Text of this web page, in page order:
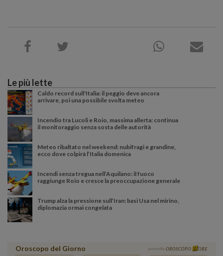
Le più lette
Caldo record sull'Italia: il peggio deve ancora
arrivare, poi una possibile svolta meteo
Incendio tra Lucoli e Roio, massima allerta: continua
il monitoraggio senza sosta delle autorità
Meteo ribaltato nel weekend: nubifragi e grandine,
ecco dove colpirà l’Italia domenica
Incendi senza tregua nell’Aquilano: il fuoco
raggiunge Roio e cresce la preoccupazione generale
Trump alza la pressione sull’Iran: basi Usa nel mirino,
diplomazia ormai congelata
Oroscopo del Giorno powered by OROSCOPO ORE